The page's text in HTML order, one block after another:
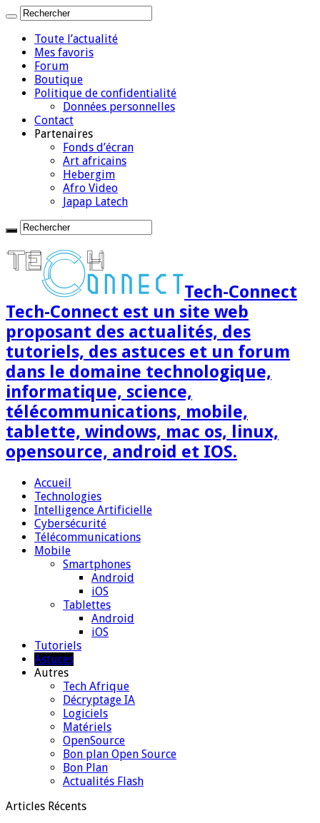
Toute l’actualité
Mes favoris
Forum
Boutique
Politique de confidentialité
Données personnelles
Contact
Partenaires
Fonds d’écran
Art africains
Hebergim
Afro Video
Japap Latech
Tech-Connect
Tech-Connect est un site web
proposant des actualités, des
tutoriels, des astuces et un forum
dans le domaine technologique,
informatique, science,
télécommunications, mobile,
tablette, windows, mac os, linux,
opensource, android et IOS.
Accueil
Technologies
Intelligence Artificielle
Cybersécurité
Télécommunications
Mobile
Smartphones
Android
iOS
Tablettes
Android
iOS
Tutoriels
Astuces
Autres
Tech Afrique
Décryptage IA
Logiciels
Matériels
OpenSource
Bon plan Open Source
Bon Plan
Actualités Flash
Articles Récents